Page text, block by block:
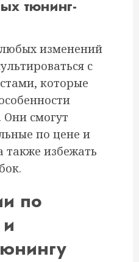
тюнинг-
изменений
с
которые
смогут
по цене и
также избежать
по